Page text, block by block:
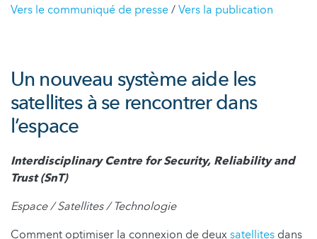
Vers le communiqué de presse/Vers la publication
Un nouveau système aide les
satellites à se rencontrer dans
l’espace
Interdisciplinary Centre for Security, Reliability and
Trust (SnT)
Espace / Satellites / Technologie
Comment optimiser la connexion de deuxsatellites dans